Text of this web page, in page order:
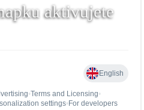
aktivujete